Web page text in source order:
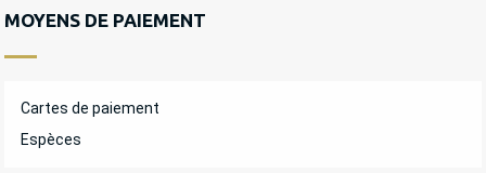
MOYENS DE PAIEMENT
Cartes de paiement
Espèces